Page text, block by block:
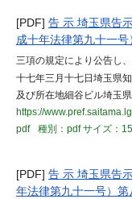
[PDF] 告 示 埼玉県告
成十年法律第九十一
三項の規定により公告し
十七年三月十七日埼玉県
及び所在地細谷ビル埼玉
https://
pdf
種別：pdfサイズ：
[PDF] 告 示 埼玉県告
年法律第九十一号）